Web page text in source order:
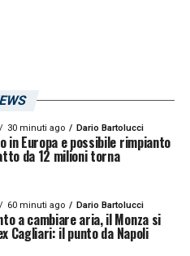
30 minuti ago Dario Bartolucci
in Europa e possibile rimpianto
da 12 milioni torna
60 minuti ago Dario Bartolucci
a cambiare aria, il Monza si
Cagliari: il punto da Napoli